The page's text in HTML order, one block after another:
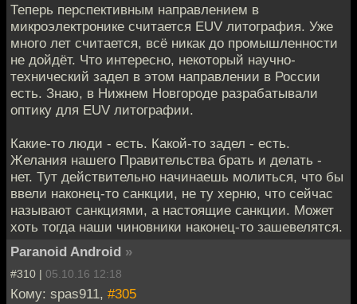
Теперь перспективным направлением в
микроэлектронике считается EUV литография. Уже
много лет считается, всё никак до промышленности
не дойдёт. Что интересно, некоторый научно-
технический задел в этом направлении в России
есть. Знаю, в Нижнем Новгороде разрабатывали
оптику для EUV литографии.
Какие-то люди - есть. Какой-то задел - есть.
Желания нашего Правительства брать и делать -
нет. Тут действительно начинаешь молиться, что бы
ввели наконец-то санкции, не ту херню, что сейчас
называют санкциями, а настоящие санкции. Может
хоть тогда наши чиновники наконец-то зашевелятся.
Paranoid Android »
#310 | 05.10.16 12:18
Кому: spas911, #305